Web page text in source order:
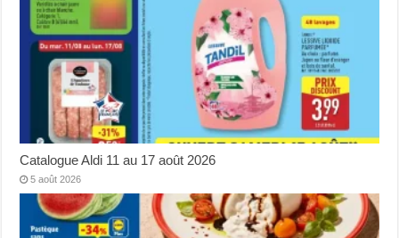
Catalogue Aldi 11 au 17 août 2026
5 août 2026